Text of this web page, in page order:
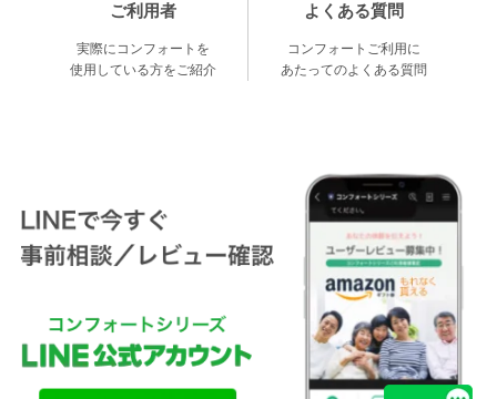
ご利用者
実際にコンフォートを
使用している方をご紹介
よくある質問
コンフォートご利用に
あたってのよくある質問